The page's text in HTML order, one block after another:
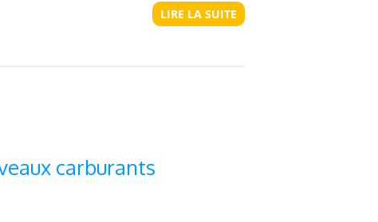
LIRE LA SUITE
carburants